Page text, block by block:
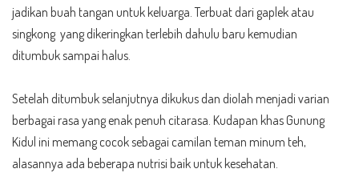
jadikan buah tangan untuk keluarga. Terbuat dari gaplek atau
singkong yang dikeringkan terlebih dahulu baru kemudian
ditumbuk sampai halus.
Setelah ditumbuk selanjutnya dikukus dan diolah menjadi varian
berbagai rasa yang enak penuh citarasa. Kudapan khas Gunung
Kidul ini memang cocok sebagai camilan teman minum teh,
alasannya ada beberapa nutrisi baik untuk kesehatan.